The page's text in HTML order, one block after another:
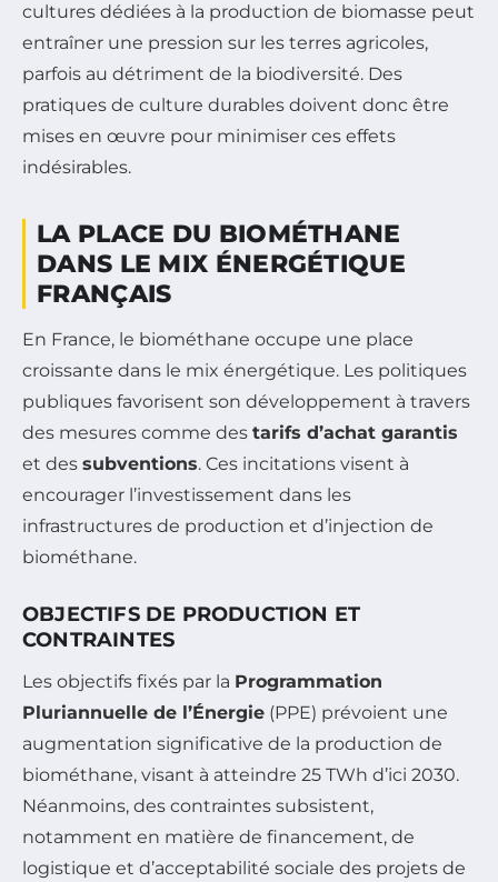
cultures dédiées à la production de biomasse peut
entraîner une pression sur les terres agricoles,
parfois au détriment de la biodiversité. Des
pratiques de culture durables doivent donc être
mises en œuvre pour minimiser ces effets
indésirables.
LA PLACE DU BIOMÉTHANE
DANS LE MIX ÉNERGÉTIQUE
FRANÇAIS
En France, le biométhane occupe une place
croissante dans le mix énergétique. Les politiques
publiques favorisent son développement à travers
des mesures comme des tarifs d’achat garantis
et des subventions. Ces incitations visent à
encourager l’investissement dans les
infrastructures de production et d’injection de
biométhane.
OBJECTIFS DE PRODUCTION ET
CONTRAINTES
Les objectifs fixés par la Programmation
Pluriannuelle de l’Énergie (PPE) prévoient une
augmentation significative de la production de
biométhane, visant à atteindre 25 TWh d’ici 2030.
Néanmoins, des contraintes subsistent,
notamment en matière de financement, de
logistique et d’acceptabilité sociale des projets de